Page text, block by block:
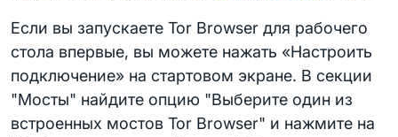
Если вы запускаете Tor Browser для рабочего
стола впервые, вы можете нажать «Настроить
подключение» на стартовом экране. В секции
"Мосты" найдите опцию "Выберите один из
встроенных мостов Tor Browser" и нажмите на